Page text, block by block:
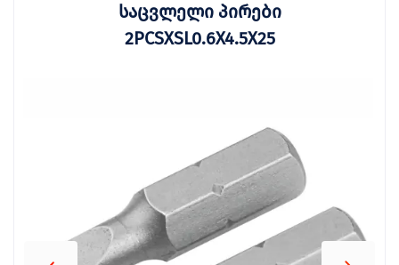
საცვლელი პირები
2PCSXSL0.6X4.5X25
ბრენდები ბლოგი